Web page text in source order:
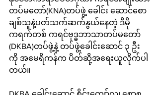
တပ်မတော်(KNA)တပ်ဖွဲ့ ခေါင်း ဆောင်စော
ချစ်သူနဲ့ပတ်သက်ဆက်နွယ်နေတဲ့ ဒီမို
ကရက်တစ် ကရင်ဗုဒ္ဓဘာသာတပ်မတော်
(DKBA)တပ်ဖွဲ့နဲ့ တပ်ဖွဲ့ခေါင်းဆောင် ၃ ဦး
ကို အမေရိကန်က ပိတ်ဆို့အရေးယူလိုက်ပါ
တယ်။